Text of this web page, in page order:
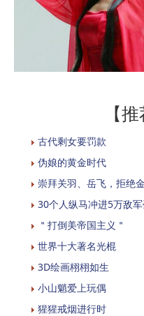
【
古代剩女要罚款
伪娘的黄金时代
崇拜关羽、岳飞，拒绝
30个人纵马冲进5万敌
＂打倒美帝国主义＂
世界十大著名光棍
3D绘画栩栩如生
小山魈爱上玩偶
猩猩戒烟进行时